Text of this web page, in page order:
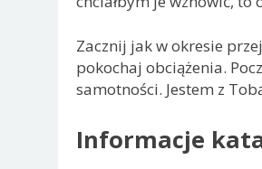
Zacznij jak w okresie
pokochaj obciążenia.
samotności. Jestem z
Informacje